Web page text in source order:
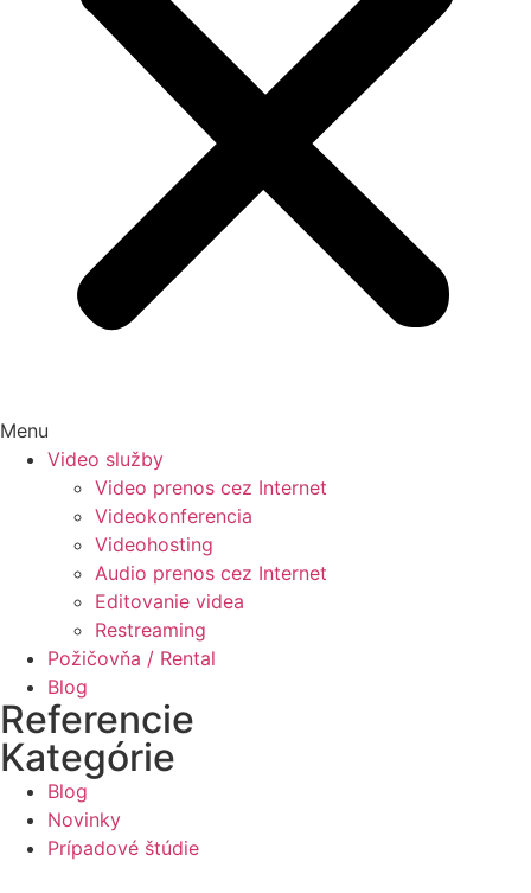
Menu
Video služby
Video prenos cez Internet
Videokonferencia
Videohosting
Audio prenos cez Internet
Editovanie videa
Restreaming
Požičovňa / Rental
Blog
Referencie
Kategórie
Blog
Novinky
Prípadové štúdie